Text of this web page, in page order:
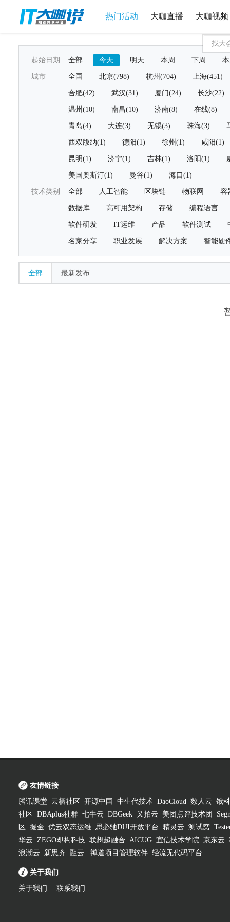
热门活动 大咖直播 大咖视频
起始日期 全部 今天 明天 本周 下周
城市 全国 北京(798) 杭州(704) 上海(451)
合肥(42) 武汉(31) 厦门(24) 长沙(22)
温州(10) 南昌(10) 济南(8) 在线(8)
青岛(4) 大连(3) 无锡(3) 珠海(3)
西双版纳(1) 德阳(1) 徐州(1) 咸阳(1)
昆明(1) 济宁(1) 吉林(1) 洛阳(1)
美国奥斯汀(1) 曼谷(1) 海口(1)
技术类别 全部 人工智能 区块链 物联网 容
数据库 高可用架构 存储 编程语言
软件研发 IT运维 产品 软件测试
名家分享 职业发展 解决方案 智能硬
全部 最新发布
友情链接
腾讯课堂 云栖社区 开源中国 中生代技术 DaoCloud 数人云 饿
社区
DBAplus社群 七牛云 DBGeek 又拍云 美团点评技术团
区
掘金 优云双态运维 思必驰DUI开放平台 精灵云 测试窝
华云 ZEGO即构科技 联想超融合 AICUG 宜信技术学院 京东云
浪潮云
新思齐 融云 禅道项目管理软件 轻流无代码平台
关于我们
关于我们 联系我们